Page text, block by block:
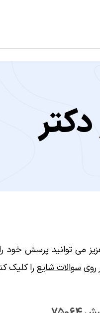
می توانید پرسش خود
رویسوالات شایع را کلیک